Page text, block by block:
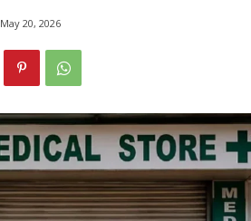
May 20, 2026